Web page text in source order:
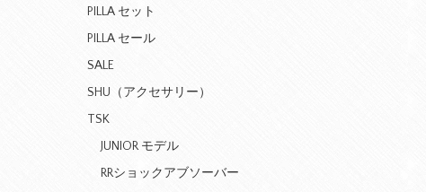
PILLA セット
PILLA セール
SALE
SHU（アクセサリー）
TSK
JUNIOR モデル
RRショックアブソーバー